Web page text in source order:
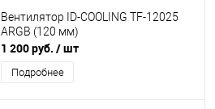
Вентилятор ID-COOLING TF-12025
ARGB (120 мм)
1 200 руб. / шт
Подробнее